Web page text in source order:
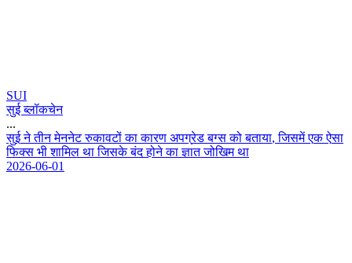
SUI
सुई ब्लॉकचेन
...
सई न तन मननट रकवट क करण अपगरड बगस क बतय, जसम एक ऐस
फकस भ शमल थ जसक बद हन क जत जखम थ
2026-06-01